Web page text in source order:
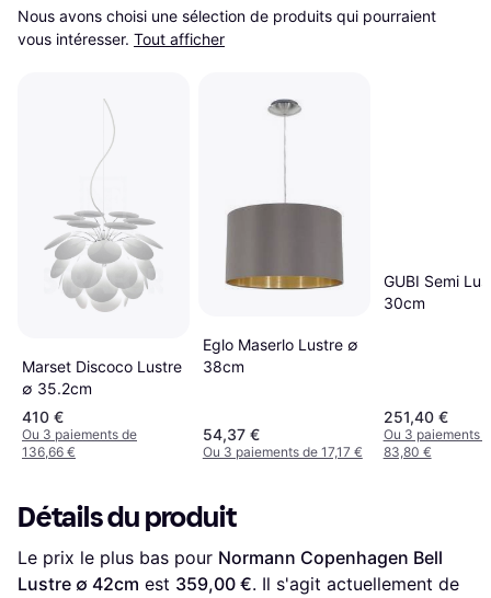
Nous avons choisi une sélection de produits qui pourraient
vous intéresser. Tout afficher
Marset Discoco Lustre
∅ 35.2cm
410 €
Ou 3 paiements de
136,66 €
Eglo Maserlo Lustre ∅
38cm
54,37 €
Ou 3 paiements de 17,17 €
GUBI Semi
30cm
251,40 €
Ou 3 paiements
83,80 €
Détails du produit
Le prix le plus bas pour Normann Copenhagen Bell
Lustre ∅ 42cm est 359,00 €. Il s'agit actuellement de